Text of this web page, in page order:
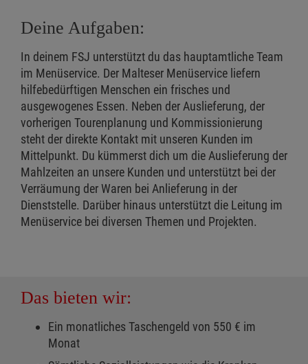
Deine Aufgaben:
In deinem FSJ unterstützt du das hauptamtliche Team
im Menüservice. Der Malteser Menüservice liefern
hilfebedürftigen Menschen ein frisches und
ausgewogenes Essen. Neben der Auslieferung, der
vorherigen Tourenplanung und Kommissionierung
steht der direkte Kontakt mit unseren Kunden im
Mittelpunkt. Du kümmerst dich um die Auslieferung der
Mahlzeiten an unsere Kunden und unterstützt bei der
Verräumung der Waren bei Anlieferung in der
Dienststelle. Darüber hinaus unterstützt die Leitung im
Menüservice bei diversen Themen und Projekten.
Das bieten wir:
Ein monatliches Taschengeld von 550 € im
Monat